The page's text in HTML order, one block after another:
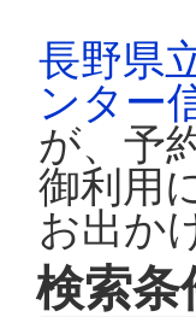
長野県
ンター
が、予
御利用
お出か
検索条